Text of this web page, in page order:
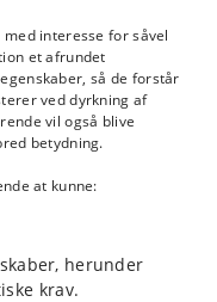
adskiller sig fra
fænologi og
interesse for såvel
et afrundet
så de forstår
ved dyrkning af
vil også blive
betydning.
at kunne:
herunder
krav.